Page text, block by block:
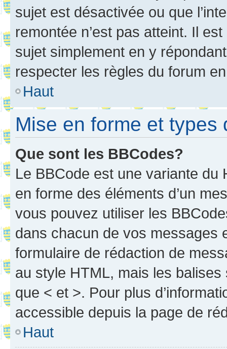
sujet est désactivée ou que
remontée n’est pas atteint. Il
sujet simplement en y
respecter les règles du forum
Haut
Mise en forme et types
Que sont les BBCodes?
Le BBCode est une variante du
en forme des éléments d’un
vous pouvez utiliser les
dans chacun de vos messages
formulaire de rédaction de
au style HTML, mais les
que < et >. Pour plus
accessible depuis la page de
Haut